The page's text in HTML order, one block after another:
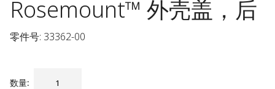
Rosemount™ 外壳盖，后
零件号: 33362-00
数量: